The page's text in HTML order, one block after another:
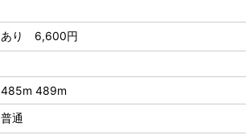
あり 6,600円
485m 489m
普通